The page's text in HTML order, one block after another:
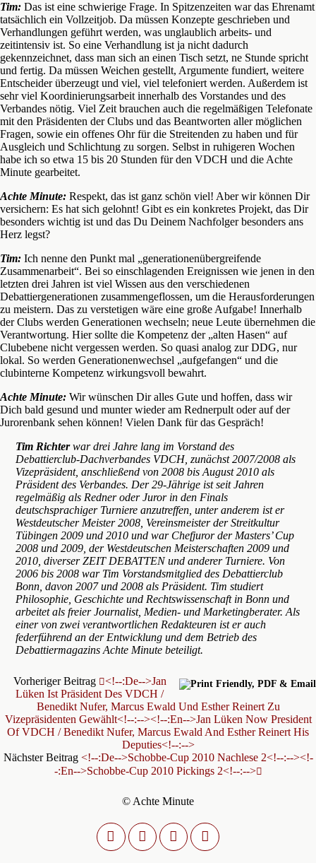
Tim: Das ist eine schwierige Frage. In Spitzenzeiten war das Ehrenamt
tatsächlich ein Vollzeitjob. Da müssen Konzepte geschrieben und
Verhandlungen geführt werden, was unglaublich arbeits- und
zeitintensiv ist. So eine Verhandlung ist ja nicht dadurch
gekennzeichnet, dass man sich an einen Tisch setzt, ne Stunde spricht
und fertig. Da müssen Weichen gestellt, Argumente fundiert, weitere
Entscheider überzeugt und viel, viel telefoniert werden. Außerdem ist
sehr viel Koordinierungsarbeit innerhalb des Vorstandes und des
Verbandes nötig. Viel Zeit brauchen auch die regelmäßigen Telefonate
mit den Präsidenten der Clubs und das Beantworten aller möglichen
Fragen, sowie ein offenes Ohr für die Streitenden zu haben und für
Ausgleich und Schlichtung zu sorgen. Selbst in ruhigeren Wochen
habe ich so etwa 15 bis 20 Stunden für den VDCH und die Achte
Minute gearbeitet.
Achte Minute: Respekt, das ist ganz schön viel! Aber wir können Dir
versichern: Es hat sich gelohnt! Gibt es ein konkretes Projekt, das Dir
besonders wichtig ist und das Du Deinem Nachfolger besonders ans
Herz legst?
Tim: Ich nenne den Punkt mal „generationenübergreifende
Zusammenarbeit“. Bei so einschlagenden Ereignissen wie jenen in den
letzten drei Jahren ist viel Wissen aus den verschiedenen
Debattiergenerationen zusammengeflossen, um die Herausforderungen
zu meistern. Das zu verstetigen wäre eine große Aufgabe! Innerhalb
der Clubs werden Generationen wechseln; neue Leute übernehmen die
Verantwortung. Hier sollte die Kompetenz der „alten Hasen“ auf
Clubebene nicht vergessen werden. So quasi analog zur DDG, nur
lokal. So werden Generationenwechsel „aufgefangen“ und die
clubinterne Kompetenz wirkungsvoll bewahrt.
Achte Minute: Wir wünschen Dir alles Gute und hoffen, dass wir
Dich bald gesund und munter wieder am Rednerpult oder auf der
Jurorenbank sehen können! Vielen Dank für das Gespräch!
Tim Richterwar drei Jahre lang im Vorstand des
Debattierclub-Dachverbandes VDCH, zunächst 2007/2008 als
Vizepräsident, anschließend von 2008 bis August 2010 als
Präsident des Verbandes. Der 29-Jährige ist seit Jahren
regelmäßig als Redner oder Juror in den Finals
deutschsprachiger Turniere anzutreffen, unter anderem ist er
Westdeutscher Meister 2008, Vereinsmeister der Streitkultur
Tübingen 2009 und 2010 und war Chefjuror der Masters’ Cup
2008 und 2009, der Westdeutschen Meisterschaften 2009 und
2010, diverser ZEIT DEBATTEN und anderer Turniere. Von
2006 bis 2008 war Tim Vorstandsmitglied des Debattierclub
Bonn, davon 2007 und 2008 als Präsident. Tim studiert
Philosophie, Geschichte und Rechtswissenschaft in Bonn und
arbeitet als freier Journalist, Medien- und Marketingberater. Als
einer von zwei verantwortlichen Redakteuren ist er auch
federführend an der Entwicklung und dem Betrieb des
Debattiermagazins Achte Minute beteiligt.
Vorheriger Beitrag
<!--:de-->Jan
Lüken Ist Präsident Des VDCH /
Benedikt Nufer, Marcus Ewald Und Esther Reinert Zu
Vizepräsidenten Gewählt<!--:--><!--:en-->Jan Lüken Now President
Of VDCH / Benedikt Nufer, Marcus Ewald And Esther Reinert His
Deputies<!--:-->
Nächster Beitrag <!--:de-->Schobbe-Cup 2010 Nachlese 2<!--:--><!-
-:en-->Schobbe-Cup 2010 Pickings 2<!--:-->
© Achte Minute